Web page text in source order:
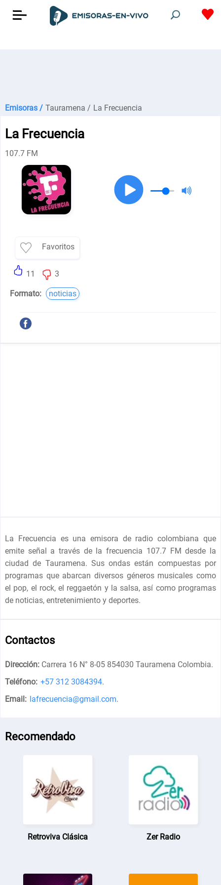
Emisoras / Tauramena / La Frecuencia
La Frecuencia
107.7 FM
Favoritos
11 3
Formato: noticias
La Frecuencia es una emisora de radio colombiana que
emite señal a través de la frecuencia 107.7 FM desde la
ciudad de Tauramena. Sus ondas están compuestas por
programas que abarcan diversos géneros musicales como
el pop, el rock, el reggaetón y la salsa, así como programas
de noticias, entretenimiento y deportes.
Contactos
Dirección: Carrera 16 N° 8-05 854030 Tauramena Colombia.
Teléfono: +57 312 3084394.
Email: lafrecuencia@gmail.com.
Recomendado
Retroviva Clásica Zer Radio